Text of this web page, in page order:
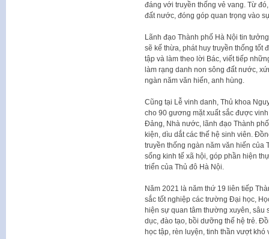
đáng với truyền thống vẻ vang. Từ
đất nước, đóng góp quan trọng vào
Lãnh đạo Thành phố Hà Nội tin
sẽ kế thừa, phát huy truyền thống tốt
tập và làm theo lời Bác, viết tiếp
làm rạng danh non sông đất nước,
ngàn năm văn hiến, anh hùng.
Cũng tại Lễ vinh danh, Thủ khoa
cho 90 gương mặt xuất sắc được
Đảng, Nhà nước, lãnh đạo Thành
kiện, dìu dắt các thế hệ sinh viên.
truyền thống ngàn năm văn hiến của
sống kinh tế xã hội, góp phần hiện
triển của Thủ đô Hà Nội.
Năm 2021 là năm thứ 19 liên tiếp
sắc tốt nghiệp các trường Đại học,
hiện sự quan tâm thường xuyên,
dục, đào tạo, bồi dưỡng thế hệ trẻ.
học tập, rèn luyện, tinh thần vượt